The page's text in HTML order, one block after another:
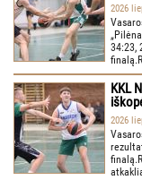
2026
34:23,
KKL
2026